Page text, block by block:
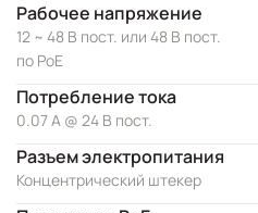
Рабочее напряжение
12 ~ 48 В пост. или 48 В пост.
по PoE
Потребление тока
0.07 А @ 24 В пост.
Разъем электропитания
Концентрический штекер